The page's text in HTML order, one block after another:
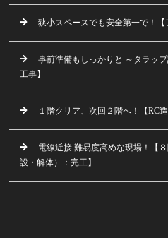
狭小スペースでも安全第一で！【
事前準備もしっかりと ～タラッ
工事】
１階クリア、次回２階へ！【RC
電線近接 難易度高めな現場！【
設・解体）：完工】